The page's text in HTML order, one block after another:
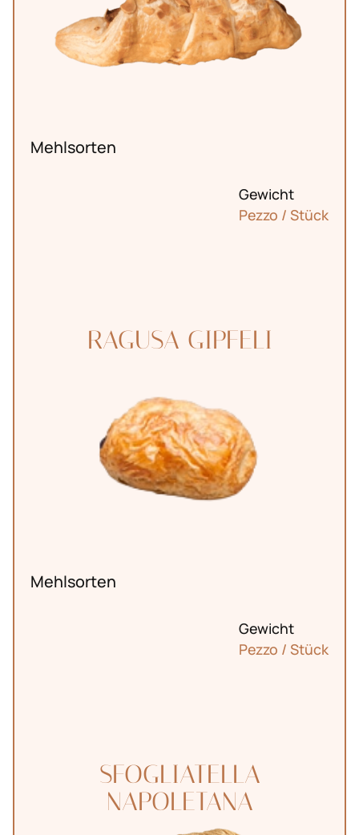
Mehlsorten
Gewicht
Pezzo / Stück
Mehlsorten
RAGUSA GIPFELI
Gewicht
Pezzo / Stück
SFOGLIATELLA
NAPOLETANA